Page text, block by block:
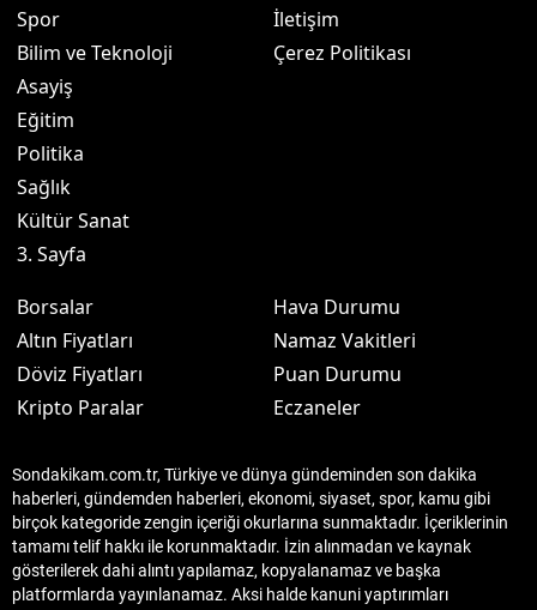
Spor
Bilim ve Teknoloji
Asayiş
Eğitim
Politika
Sağlık
Kültür Sanat
3. Sayfa
İletişim
Çerez Politikası
Borsalar
Altın Fiyatları
Döviz Fiyatları
Kripto Paralar
Hava Durumu
Namaz Vakitleri
Puan Durumu
Eczaneler
Sondakikam.com.tr, Türkiye ve dünya gündeminden son dakika
haberleri, gündemden haberleri, ekonomi, siyaset, spor, kamu gibi
birçok kategoride zengin içeriği okurlarına sunmaktadır. İçeriklerinin
tamamı telif hakkı ile korunmaktadır. İzin alınmadan ve kaynak
gösterilerek dahi alıntı yapılamaz, kopyalanamaz ve başka
platformlarda yayınlanamaz. Aksi halde kanuni yaptırımları